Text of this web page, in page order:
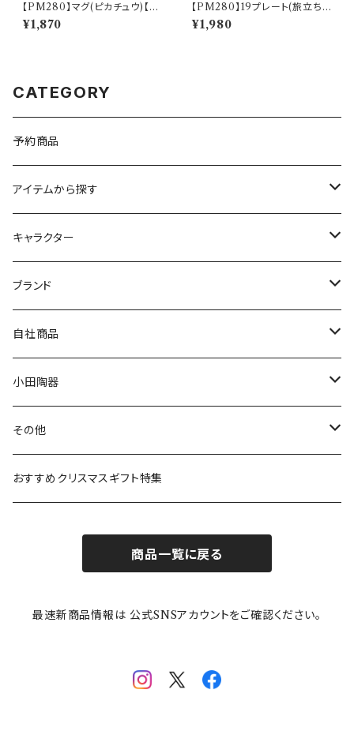
【PM280】マグ(ピカチュウ)【D
aily Sketch】PM284-11
¥1,870
【PM280】19プレート(旅立ち)
【Daily Sketch】PM285-330
¥1,980
CATEGORY
予約商品
アイテムから探す
九谷焼
マグ＆カップ
プレート
ボウル
ガラスウェア
カトラリー
キャラクター
ムーミン
80th記念アイテム
リトルミイの日記念アイテム
MOOMIN ANIMATION
スヌーピー
ピーターラビット
ポケットモンスター
mofusand（モフサンド）
mofsand×日比谷花壇
ブランド
LA AMYS(エミーズ)
LISA LARSON(リサラーソン)
LAURA ASHLEY(ローラ アシュレイ)
Finlayson(フィンレイソン)
HANAE MORI(ハナエモリ)
THE BEATLES(ザ・ビートルズ)
自社商品
ねこ企画
Cecera(セセラ)
CELEC(セレック)
隅切り重箱
小田陶器
さざなみ
吉祥
メイメイウェア
SoSo(ソソ）
その他
リサイクル食器
おすすめクリスマスギフト特集
商品一覧に戻る
最速新商品情報は 公式SNSアカウントをご確認ください。